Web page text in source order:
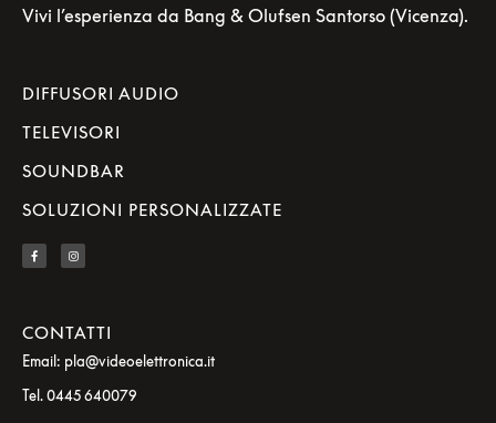
Vivi l’esperienza da Bang & Olufsen Santorso (Vicenza).
DIFFUSORI AUDIO
TELEVISORI
SOUNDBAR
SOLUZIONI PERSONALIZZATE
CONTATTI
Email: pla@videoelettronica.it
Tel. 0445 640079